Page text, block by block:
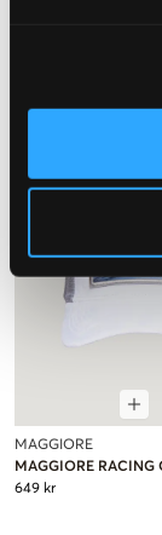
MAGGIORE
MAGGIORE RACING
649 kr